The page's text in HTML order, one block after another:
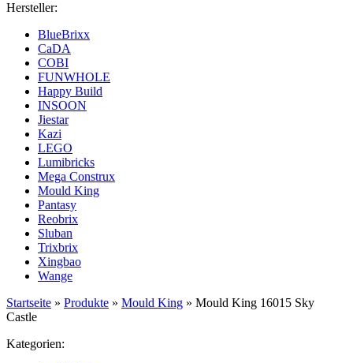
Hersteller:
BlueBrixx
CaDA
COBI
FUNWHOLE
Happy Build
INSOON
Jiestar
Kazi
LEGO
Lumibricks
Mega Construx
Mould King
Pantasy
Reobrix
Sluban
Trixbrix
Xingbao
Wange
Startseite » Produkte » Mould King » Mould King 16015 Sky
Castle
Kategorien: